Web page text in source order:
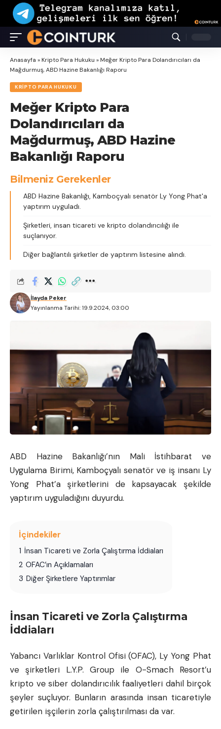
Anasayfa »Kripto Para Hukuku »Meğer Kripto Para Dolandırıcıları da
Mağdurmuş, ABD Hazine Bakanlığı Raporu
KRIPTO PARA HUKUKU
Meğer Kripto Para
Dolandırıcıları da
Mağdurmuş, ABD Hazine
Bakanlığı Raporu
Bilmeniz Gerekenler
ABD Hazine Bakanlığı, Kamboçyalı senatör Ly Yong Phat'a
yaptırım uyguladı.
Şirketleri, insan ticareti ve kripto dolandırıcılığı ile
suçlanıyor.
Diğer bağlantılı şirketler de yaptırım listesine alındı.
Yayınlanma Tarihi: 19.9.2024, 03:00
İlayda Peker
ABD Hazine Bakanlığı’nın Mali İstihbarat ve
Uygulama Birimi, Kamboçyalı senatör ve iş insanı Ly
Yong Phat’a şirketlerini de kapsayacak şekilde
yaptırım uyguladığını duyurdu.
İçindekiler
1 İnsan Ticareti ve Zorla Çalıştırma İddiaları
2 OFAC’ın Açıklamaları
3 Diğer Şirketlere Yaptırımlar
İnsan Ticareti ve Zorla Çalıştırma
İddiaları
Yabancı Varlıklar Kontrol Ofisi (OFAC), Ly Yong Phat
ve şirketleri L.Y.P. Group ile O-Smach Resort’u
kripto ve siber dolandırıcılık faaliyetleri dahil birçok
şeyler suçluyor. Bunların arasında insan ticaretiyle
getirilen işçilerin zorla çalıştırılması da var.